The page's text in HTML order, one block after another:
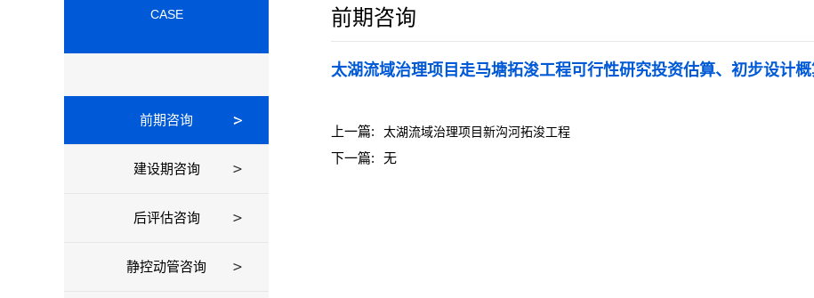
CASE
前期咨询
建设期咨询
后评估咨询
静控动管咨询
前期咨询
太湖流域治理项目走马塘拓浚工程可行性研究投资估算、初步设计概
上一篇: 太湖流域治理项目新沟河拓浚工程
下一篇: 无